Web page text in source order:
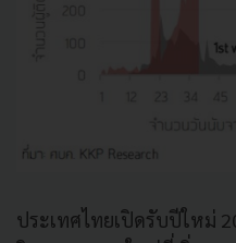
ประเทศไทยเปิดรับปีใหม่